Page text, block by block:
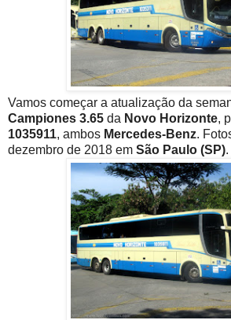
Vamos começar a atualização da
Campiones 3.65 da Novo Horizonte,
1035911, ambos Mercedes-Benz.
dezembro de 2018 em São Paulo (SP).